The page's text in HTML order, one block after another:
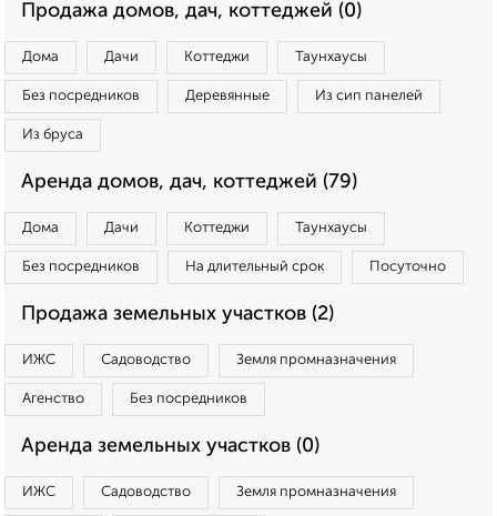
Продажа домов, дач, коттеджей (0)
Дома Дачи Коттеджи Таунхаусы
Без посредников Деревянные Из сип панелей
Из бруса
Аренда домов, дач, коттеджей (79)
Дома Дачи Коттеджи Таунхаусы
Без посредников На длительный срок Посуточно
Продажа земельных участков (2)
ИЖС Садоводство Земля промназначения
Агенство Без посредников
Аренда земельных участков (0)
ИЖС Садоводство Земля промназначения